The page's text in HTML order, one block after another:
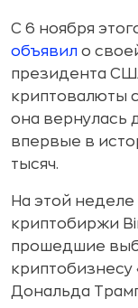
С 6 ноября
объявил о
президента
криптовалюты
она вернулась
впервые в
тысяч.
На этой
криптобиржи
прошедшие
криптобизнесу
Дональда